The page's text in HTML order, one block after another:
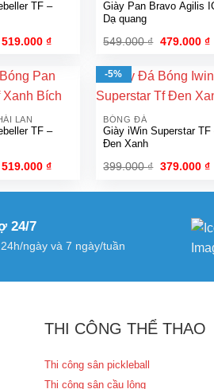
TF –
Giá
599.000 ₫.
519.000 ₫Giá
là:
519.000 ₫.
Giày Pan Bravo Agilis
Dạ quang
549.000₫ Giá
549.000 ₫.
479.000 ₫
là:
LAN
TF –
Giá
519.000 ₫Giá
-5%
BÓNG ĐÁ
Giày iWin Superstar TF
Đen Xanh
399.000₫ Giá
379.000 ₫
24/7
ngày và 7 ngày/tuần
THI CÔNG THỂ THAO
Thi công sân pickleball
Thi công sân cầu lông